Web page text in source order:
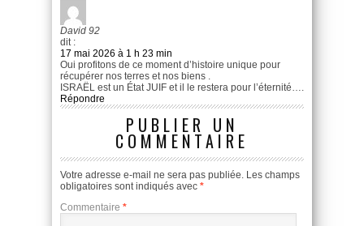
David 92
dit :
17 mai 2026 à 1 h 23 min
Oui profitons de ce moment d’histoire unique pour
récupérer nos terres et nos biens .
ISRAËL est un État JUIF et il le restera pour l’éternité….
Répondre
PUBLIER UN
COMMENTAIRE
Votre adresse e-mail ne sera pas publiée. Les champs
obligatoires sont indiqués avec *
Commentaire *